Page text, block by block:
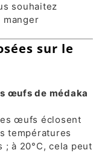
souhaitez
manger
sur le
œufs de médaka
œufs éclosent
températures
; à 20°C, cela peut